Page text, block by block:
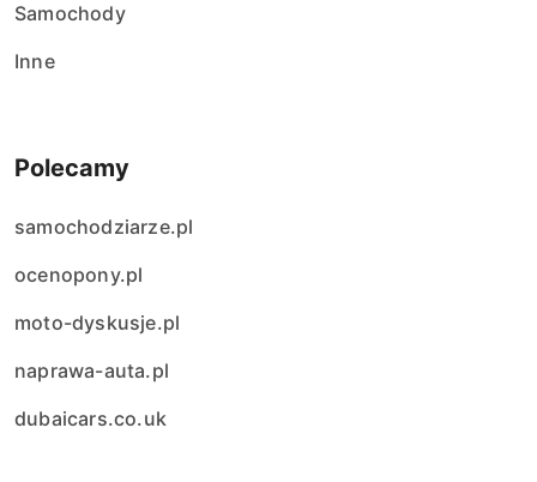
Samochody
Inne
Polecamy
samochodziarze.pl
ocenopony.pl
moto-dyskusje.pl
naprawa-auta.pl
dubaicars.co.uk